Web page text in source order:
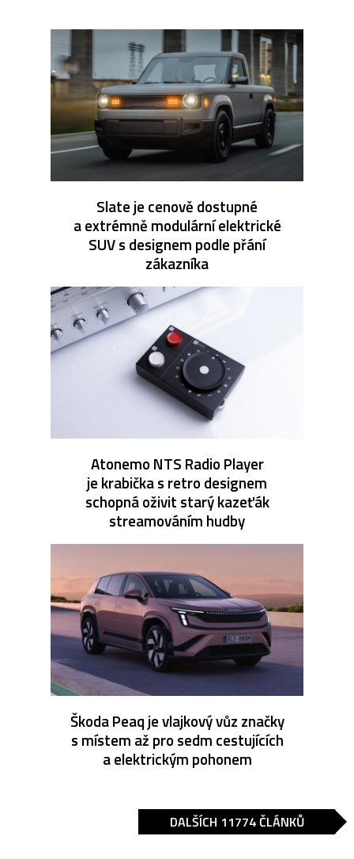
Slate je cenově dostupné
a extrémně modulární elektrické
SUV s designem podle přání
zákazníka
Atonemo NTS Radio Player
je krabička s retro designem
schopná oživit starý kazeťák
streamováním hudby
Škoda Peaq je vlajkový vůz značky
s místem až pro sedm cestujících
a elektrickým pohonem
DALŠÍCH 11774 ČLÁNKŮ